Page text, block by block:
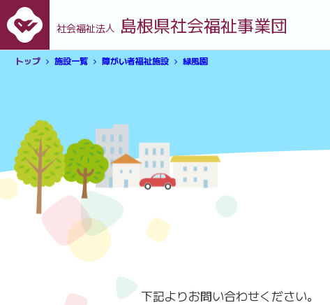
社会福祉法人 島根県社会福祉事業団
トップ 施設一覧 障がい者福祉施設 緑風園
下記よりお問い合わせください。